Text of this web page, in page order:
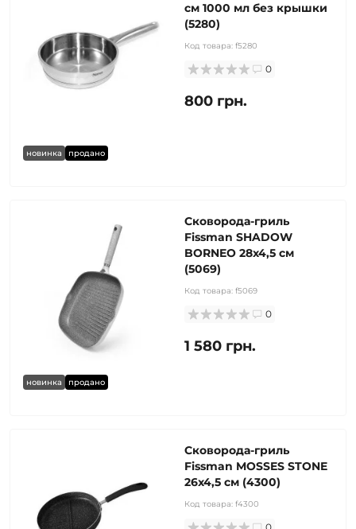
новинка продано
см 1000 мл без крышки
(5280)
Код товара: f5280
0
800 грн.
новинка продано
Сковорода-гриль
Fissman SHADOW
BORNEO 28x4,5 см
(5069)
Код товара: f5069
0
1 580 грн.
Сковорода-гриль
Fissman MOSSES STONE
26x4,5 см (4300)
Код товара: f4300